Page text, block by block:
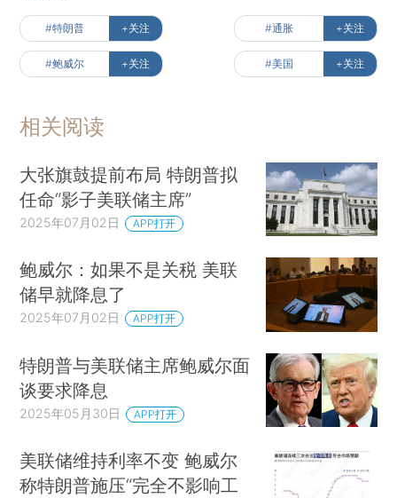
#特朗普 +关注 #通胀 +关注
#鲍威尔 +关注 #美国 +关注
相关阅读
大张旗鼓提前布局 特朗普拟
任命“影子美联储主席”
2025年07月02日 APP打开
鲍威尔：如果不是关税 美联
储早就降息了
2025年07月02日 APP打开
特朗普与美联储主席鲍威尔面
谈要求降息
2025年05月30日 APP打开
美联储维持利率不变 鲍威尔
称特朗普施压“完全不影响工